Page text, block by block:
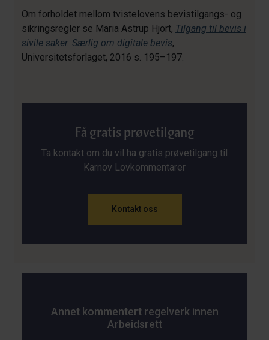
Om forholdet mellom tvistelovens bevistilgangs- og
sikringsregler se Maria Astrup Hjort, Tilgang til bevis i
sivile saker. Særlig om digitale bevis,
Universitetsforlaget, 2016 s. 195–197.
Få gratis prøvetilgang
Ta kontakt om du vil ha gratis prøvetilgang til
Karnov Lovkommentarer
Kontakt oss
Annet kommentert regelverk innen
Arbeidsrett